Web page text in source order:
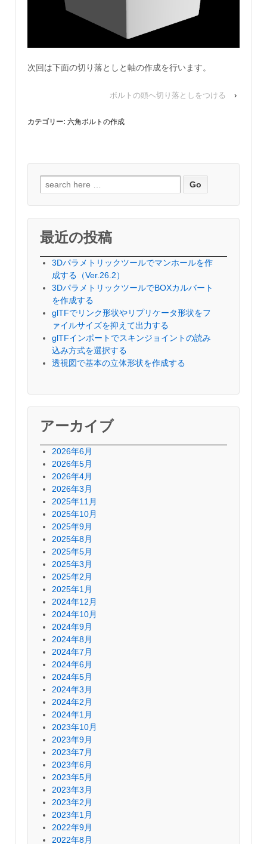
次回は下面の切り落としと軸の作成を行います。
ボルトの頭へ切り落としをつける ›
カテゴリー: 六角ボルトの作成
索
対
象:
最近の投稿
3Dパラメトリックツールでマンホールを作
成する（Ver.26.2）
3DパラメトリックツールでBOXカルバート
を作成する
glTFでリンク形状やリプリケータ形状をフ
ァイルサイズを抑えて出力する
glTFインポートでスキンジョイントの読み
込み方式を選択する
透視図で基本の立体形状を作成する
アーカイブ
2026年6月
2026年5月
2026年4月
2026年3月
2025年11月
2025年10月
2025年9月
2025年8月
2025年5月
2025年3月
2025年2月
2025年1月
2024年12月
2024年10月
2024年9月
2024年8月
2024年7月
2024年6月
2024年5月
2024年3月
2024年2月
2024年1月
2023年10月
2023年9月
2023年7月
2023年6月
2023年5月
2023年3月
2023年2月
2023年1月
2022年9月
2022年8月